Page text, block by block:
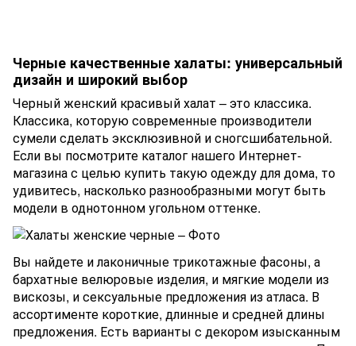
Черные качественные халаты: универсальный
дизайн и широкий выбор
Черный женский красивый халат – это классика.
Классика, которую современные производители
сумели сделать эксклюзивной и сногсшибательной.
Если вы посмотрите каталог нашего Интернет-
магазина с целью купить такую одежду для дома, то
удивитесь, насколько разнообразными могут быть
модели в однотонном угольном оттенке.
Вы найдете и лаконичные трикотажные фасоны, а
бархатные велюровые изделия, и мягкие модели из
вискозы, и сексуальные предложения из атласа. В
ассортименте короткие, длинные и средней длины
предложения. Есть варианты с декором изысканным